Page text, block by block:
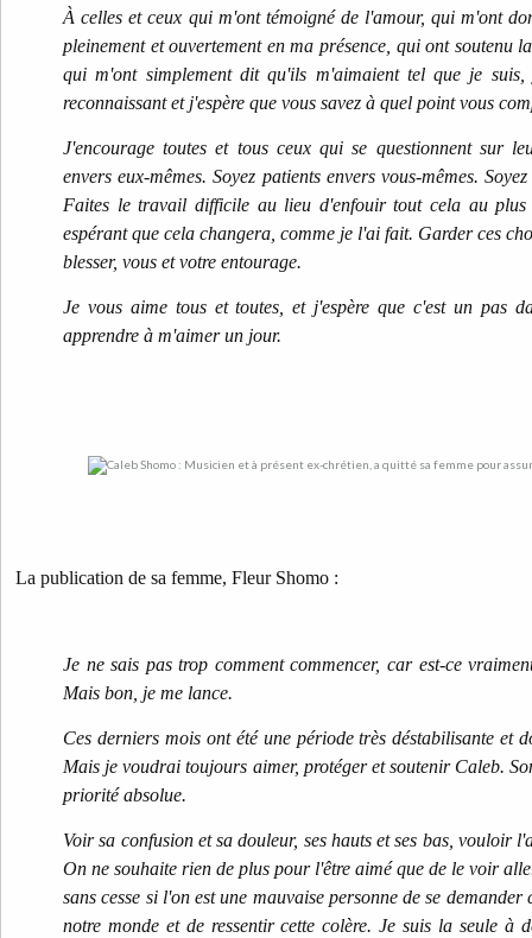
À celles et ceux qui m'ont témoigné de l'amour, qui m'ont
pleinement et ouvertement en ma présence, qui ont soutenu
qui m'ont simplement dit qu'ils m'aimaient tel que je suis,
reconnaissant et j'espère que vous savez à quel point vous
J'encourage toutes et tous ceux qui se questionnent sur
envers eux-mêmes. Soyez patients envers vous-mêmes.
Faites le travail difficile au lieu d'enfouir tout cela au plus
espérant que cela changera, comme je l'ai fait. Garder ces
blesser, vous et votre entourage.
Je vous aime tous et toutes, et j'espère que c'est un pas
apprendre à m'aimer un jour.
La publication de sa femme, Fleur Shomo :
Je ne sais pas trop comment commencer, car est-ce
Mais bon, je me lance.
Ces derniers mois ont été une période très déstabilisante et
Mais je voudrai toujours aimer, protéger et soutenir Caleb.
priorité absolue.
Voir sa confusion et sa douleur, ses hauts et ses bas, vouloir
On ne souhaite rien de plus pour l'être aimé que de le voir
sans cesse si l'on est une mauvaise personne de se
notre monde et de ressentir cette colère. Je suis la seule à